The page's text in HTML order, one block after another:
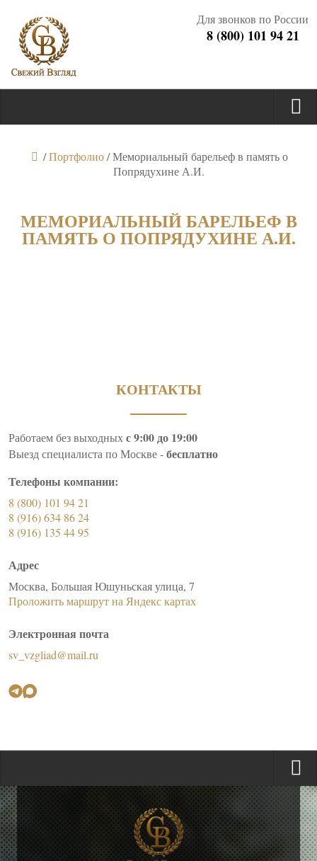
Для звонков по России
8 (800) 101 94 21
/Портфолио/Мемориальный барельеф в память о
Попрядухине А.И.
МЕМОРИАЛЬНЫЙ БАРЕЛЬЕФ В
ПАМЯТЬ О ПОПРЯДУХИНЕ А.И.
КОНТАКТЫ
Работаем без выходныхс 9:00 до 19:00
Выезд специалиста по Москве -бесплатно
Телефоны компании:
8 (800) 101 94 21
8 (916) 634 86 24
8 (916) 135 44 95
Адрес
Москва, Большая Юшуньская улица, 7
Проложить маршрут на Яндекс картах
Электронная почта
sv_vzgliad@mail.ru